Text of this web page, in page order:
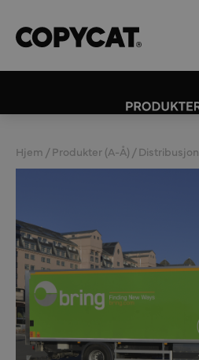
Hjem /Produkter (A-Å) /Distribusjon